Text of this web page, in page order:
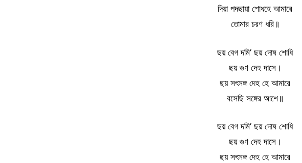
দিয়া পদছায়া শোধহে আমারে
তোমার চরণ ধরি॥
ছয় বেগ দমি’ ছয় দোষ শোধি
ছয় গুণ দেহ দাসে।
ছয় সৎসঙ্গ দেহ হে আমারে
বসেছি সঙ্গের আশে॥
ছয় বেগ দমি’ ছয় দোষ শোধি
ছয় গুণ দেহ দাসে।
ছয় সৎসঙ্গ দেহ হে আমারে